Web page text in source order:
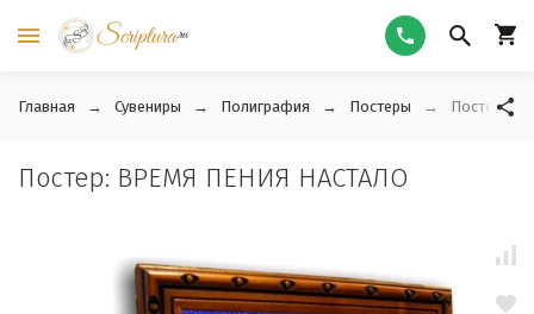
Главная Сувениры Полиграфия Постеры Постер:
Постер: ВРЕМЯ ПЕНИЯ НАСТАЛО